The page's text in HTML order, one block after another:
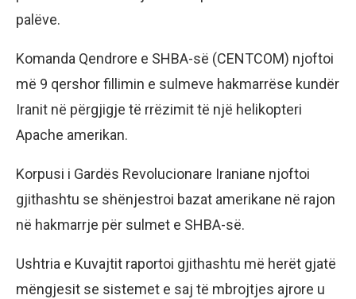
palëve.
Komanda Qendrore e SHBA-së (CENTCOM) njoftoi
më 9 qershor fillimin e sulmeve hakmarrëse kundër
Iranit në përgjigje të rrëzimit të një helikopteri
Apache amerikan.
Korpusi i Gardës Revolucionare Iraniane njoftoi
gjithashtu se shënjestroi bazat amerikane në rajon
në hakmarrje për sulmet e SHBA-së.
Ushtria e Kuvajtit raportoi gjithashtu më herët gjatë
mëngjesit se sistemet e saj të mbrojtjes ajrore u